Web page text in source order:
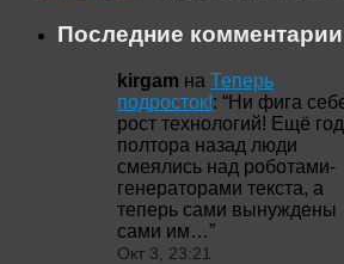
Последние
kirgam на Теперь
подросток!: “Ни фига
рост технологий! Ещё
полтора назад люди
смеялись над роботами-
генераторами текста, а
теперь сами вынуждены
сами им…”
Окт 3, 23:21